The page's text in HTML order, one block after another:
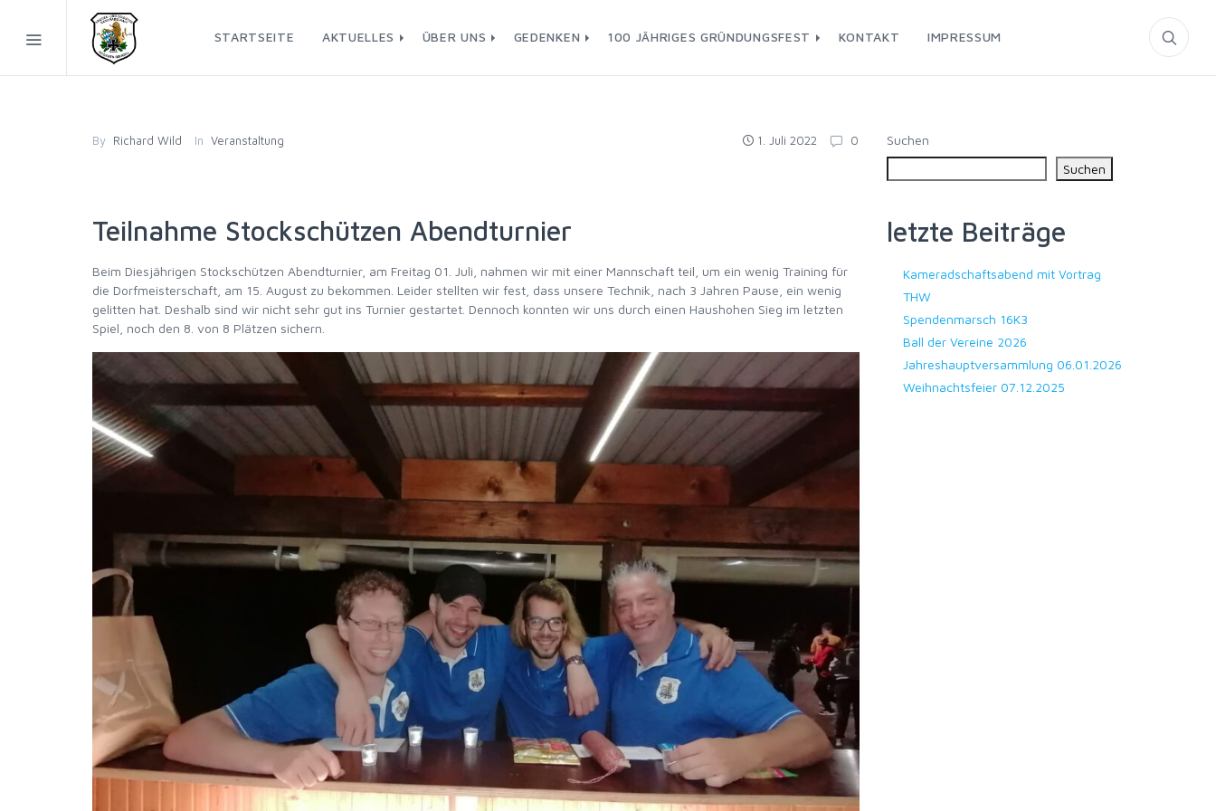
STARTSEITE AKTUELLES ÜBER UNS GEDENKEN 100 JÄHRIGES GRÜNDUNGSFEST KONTAKT IMPRESSUM
By Richard Wild In Veranstaltung 1. Juli 2022 0
Teilnahme Stockschützen Abendturnier
Beim Diesjährigen Stockschützen Abendturnier, am Freitag 01. Juli, nahmen wir mit einer Mannschaft teil, um ein wenig Training für
die Dorfmeisterschaft, am 15. August zu bekommen. Leider stellten wir fest, dass unsere Technik, nach 3 Jahren Pause, ein wenig
gelitten hat. Deshalb sind wir nicht sehr gut ins Turnier gestartet. Dennoch konnten wir uns durch einen Haushohen Sieg im letzten
Spiel, noch den 8. von 8 Plätzen sichern.
Suchen
Suchen
letzte Beiträge
Kameradschaftsabend mit Vortrag
THW
Spendenmarsch 16K3
Ball der Vereine 2026
Jahreshauptversammlung 06.01.2026
Weihnachtsfeier 07.12.2025